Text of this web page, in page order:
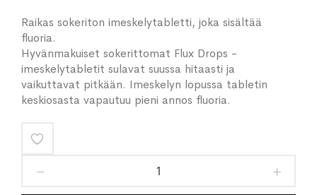
Raikas sokeriton imeskelytabletti, joka sisältää
fluoria.
Hyvänmakuiset sokerittomat Flux Drops -
imeskelytabletit sulavat suussa hitaasti ja
vaikuttavat pitkään. Imeskelyn lopussa tabletin
keskiosasta vapautuu pieni annos fluoria.
toivelistaan